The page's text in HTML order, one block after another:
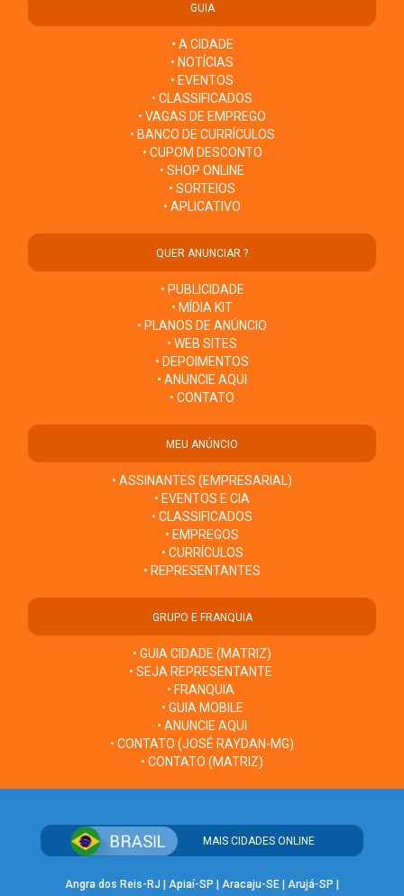
GUIA
• A CIDADE
• NOTÍCIAS
• EVENTOS
• CLASSIFICADOS
• VAGAS DE EMPREGO
• BANCO DE CURRÍCULOS
• CUPOM DESCONTO
• SHOP ONLINE
• SORTEIOS
• APLICATIVO
QUER ANUNCIAR ?
• PUBLICIDADE
• MÍDIA KIT
• PLANOS DE ANÚNCIO
• WEB SITES
• DEPOIMENTOS
• ANUNCIE AQUI
• CONTATO
MEU ANÚNCIO
• ASSINANTES (EMPRESARIAL)
• EVENTOS E CIA
• CLASSIFICADOS
• EMPREGOS
• CURRÍCULOS
• REPRESENTANTES
GRUPO E FRANQUIA
• GUIA CIDADE (MATRIZ)
• SEJA REPRESENTANTE
• FRANQUIA
• GUIA MOBILE
• ANUNCIE AQUI
• CONTATO (JOSÉ RAYDAN-MG)
• CONTATO (MATRIZ)
MAIS CIDADES ONLINE
Angra dos Reis-RJ | Apiaí-SP | Aracaju-SE| Arujá-SP |